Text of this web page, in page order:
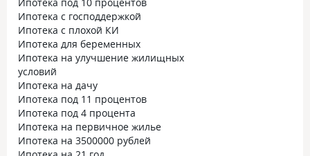
Ипотека с господдержкой
Ипотека с плохой КИ
Ипотека для беременных
Ипотека на улучшение жилищных
условий
Ипотека на дачу
Ипотека под 11 процентов
Ипотека под 4 процента
Ипотека на первичное жилье
Ипотека на 3500000 рублей